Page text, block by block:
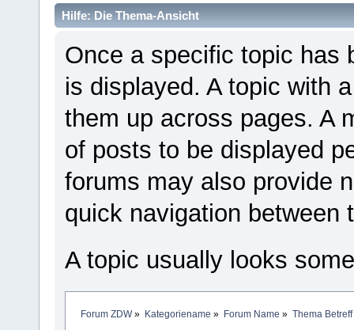
Hilfe: Die Thema-Ansicht
Once a specific topic has
is displayed. A topic with
them up across pages. A
of posts to be displayed
forums may also provide
quick navigation between
A topic usually looks
Forum ZDW» Kategoriename » Forum Name » Thema Betreff